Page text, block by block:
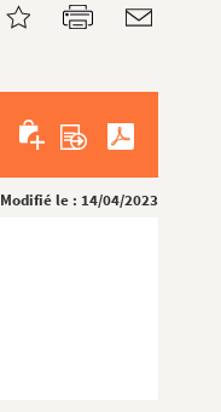
Modifié le : 14/04/2023